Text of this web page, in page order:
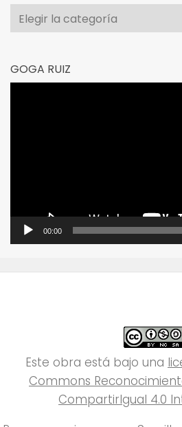
Categorías
GOGA RUIZ
00:00
Este obra está bajo una
Commons
CompartirIgual 4.0